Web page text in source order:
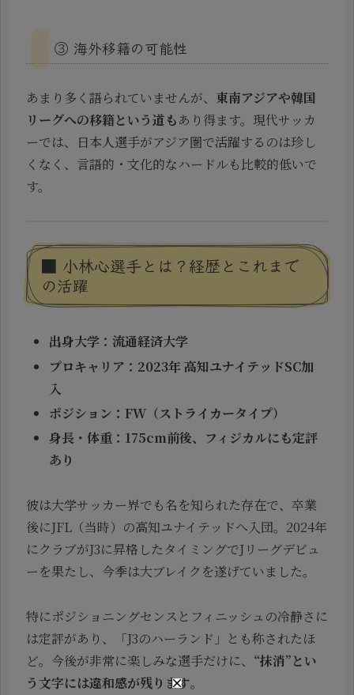
③ 海外移籍の可能性
あまり多く語られていませんが、 東南アジアや韓国
リーグへの移籍という道もあり得ます。現代サッカ
ーでは、日本人選手がアジア圏で活躍するのは珍し
くなく、言語的・文化的なハードルも比較的低いで
す。
■ 小林心選手とは？経歴とこれまで
の活躍
出身大学：流通経済大学
プロキャリア：2023年 高知ユナイテッドSC加
入
ポジション：FW（ストライカータイプ）
身長・体重：175cm前後、フィジカルにも定評
あり
彼は大学サッカー界でも名を知られた存在で、卒業
後にJFL（当時）の高知ユナイテッドへ入団。2024年
にクラブがJ3に昇格したタイミングでJリーグデビュ
ーを果たし、今季は大ブレイクを遂げていました。
特にポジショニングセンスとフィニッシュの冷静さに
は定評があり、「J3のハーランド」とも称されたほ
ど。今後が非常に楽しみな選手だけに、 “抹消”とい
う文字には違和感が残ります。